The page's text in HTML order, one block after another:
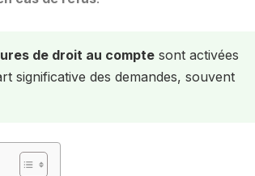
de droit au compte sont activées
significative des demandes, souvent